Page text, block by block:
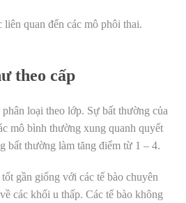
quan đến các mô phôi thai.
theo cấp
loại theo lớp. Sự bất thường của
mô bình thường xung quanh quyết
bất thường làm tăng điểm từ 1 – 4.
gần giống với các tế bào chuyên
các khối u thấp. Các tế bào không